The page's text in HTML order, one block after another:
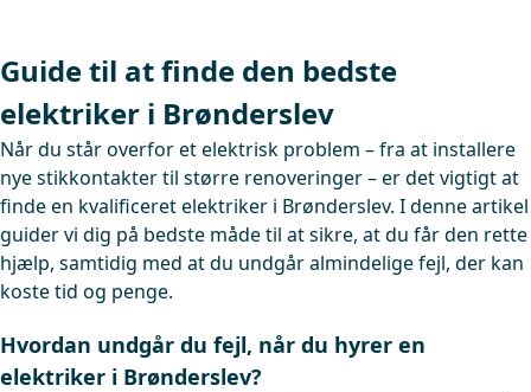
Guide til at finde den bedste
elektriker i Brønderslev
Når du står overfor et elektrisk problem – fra at installere
nye stikkontakter til større renoveringer – er det vigtigt at
finde en kvalificeret elektriker i Brønderslev. I denne artikel
guider vi dig på bedste måde til at sikre, at du får den rette
hjælp, samtidig med at du undgår almindelige fejl, der kan
koste tid og penge.
Hvordan undgår du fejl, når du hyrer en
elektriker i Brønderslev?